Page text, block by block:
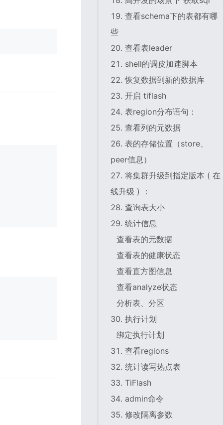
19. 查看schema下的表都有哪
些
20. 查看表leader
21. shell的调皮加速脚本
22. 恢复数据到新的数据库
23. 开启 tiflash
24. 表region分布语句：
25. 查看列的元数据
26. 表的存储位置（store、
peer信息）
27. 将集群升级到指定版本 ( 在
线升级 ) ：
28. 查询表大小
29. 统计信息
查看表的元数据
查看表的健康状态
查看直方图信息
查看analyze状态
分析表、分区
30. 执行计划
绑定执行计划
31. 查看regions
32. 统计读写热点表
33. TiFlash
34. admin命令
35. 修改隔离参数